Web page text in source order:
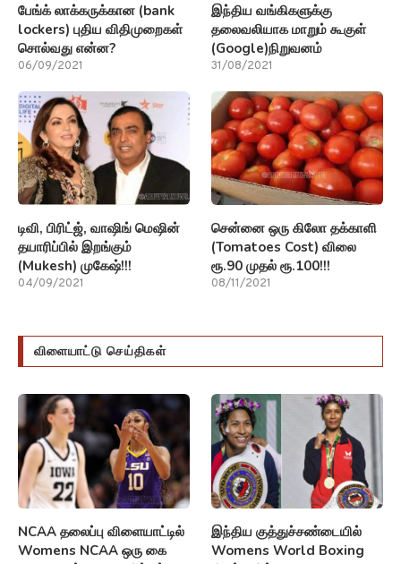
பேங்க் லாக்கருக்கான (bank
lockers) புதிய விதிமுறைகள்
சொல்வது என்ன?
06/09/2021
இந்திய வங்கிகளுக்கு
தலைவலியாக மாறும் கூகுள்
(Google)நிறுவனம்
31/08/2021
டிவி, பிரிட்ஜ், வாஷிங் மெஷின்
தயாரிப்பில் இறங்கும்
(Mukesh) முகேஷ்!!!
04/09/2021
சென்னை ஒரு கிலோ தக்காளி
(Tomatoes Cost) விலை
ரூ.90 முதல் ரூ.100!!!
08/11/2021
விளையாட்டு செய்திகள்
NCAA தலைப்பு விளையாட்டில்
Womens NCAA ஒரு கை
இந்திய குத்துச்சண்டையில்
Womens World Boxing